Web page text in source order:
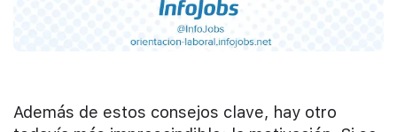
Además de estos consejos clave, hay otro